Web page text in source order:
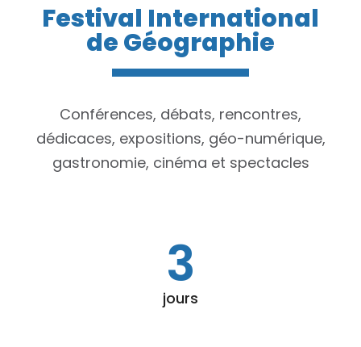
Festival International
de Géographie
Conférences, débats, rencontres,
dédicaces, expositions, géo-numérique,
gastronomie, cinéma et spectacles
jours
3